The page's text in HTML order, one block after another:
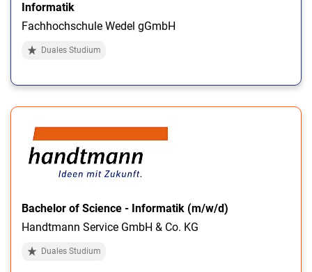
Informatik
Fachhochschule Wedel gGmbH
Duales Studium
Bachelor of Science - Informatik (m/w/d)
Handtmann Service GmbH & Co. KG
Duales Studium